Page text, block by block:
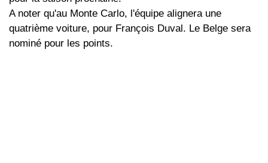
A noter qu'au Monte Carlo, l'équipe alignera une
quatrième voiture, pour François Duval. Le Belge sera
nominé pour les points.